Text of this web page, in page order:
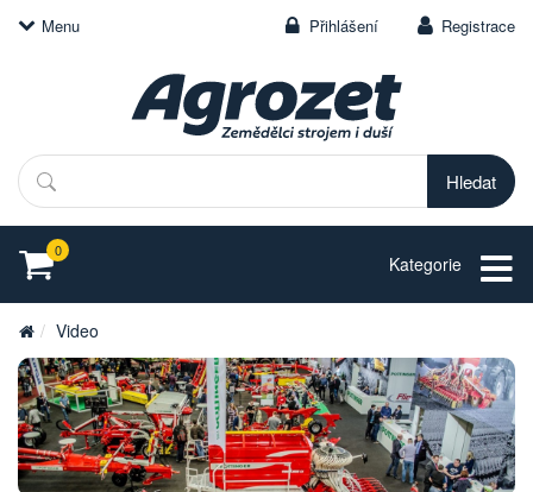
Menu Přihlášení Registrace
Hledat
0
Kategorie
Video